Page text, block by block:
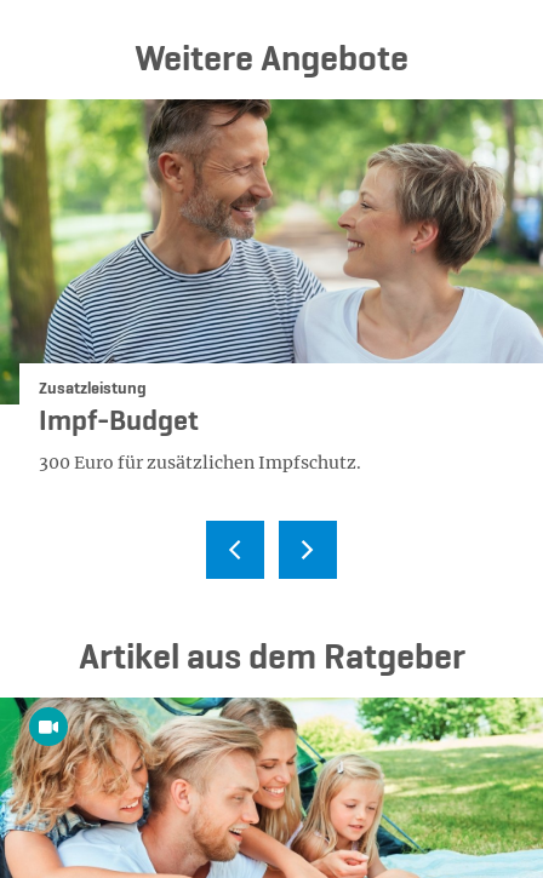
Weitere Angebote
Kategorie:
Zusatzleistung
Impf-Budget
300 Euro für zu­sätz­li­chen Impf­schutz.
Ar­ti­kel aus dem Rat­ge­ber